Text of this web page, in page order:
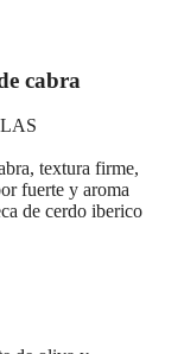
cabra
textura firme,
fuerte y aroma
de cerdo iberico